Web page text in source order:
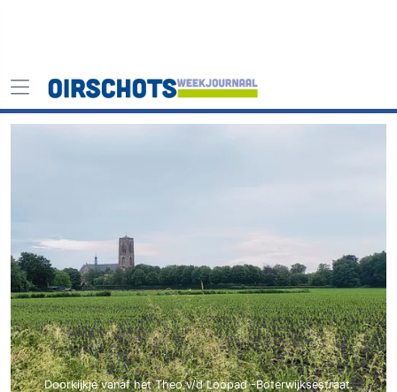
Doorkijkje vanaf het Theo v/d Loopad -Boterwijksestraat.